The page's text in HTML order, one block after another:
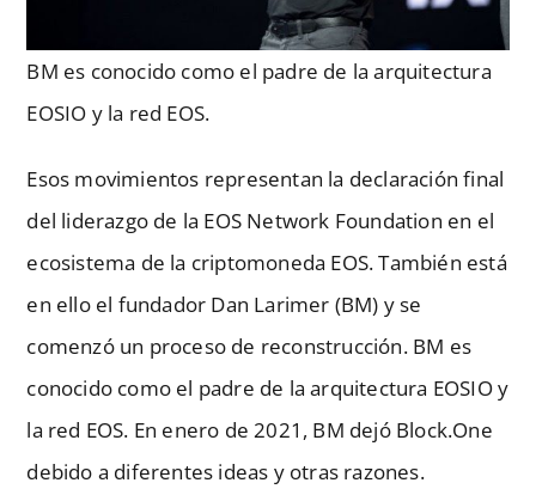
BM es conocido como el padre de la arquitectura
EOSIO y la red EOS.
Esos movimientos representan la declaración final
del liderazgo de la EOS Network Foundation en el
ecosistema de la criptomoneda EOS. También está
en ello el fundador Dan Larimer (BM) y se
comenzó un proceso de reconstrucción. BM es
conocido como el padre de la arquitectura EOSIO y
la red EOS. En enero de 2021, BM dejó Block.One
debido a diferentes ideas y otras razones.